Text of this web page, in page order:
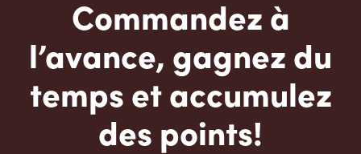
Commandez à
l’avance, gagnez du
temps et accumulez
des points!